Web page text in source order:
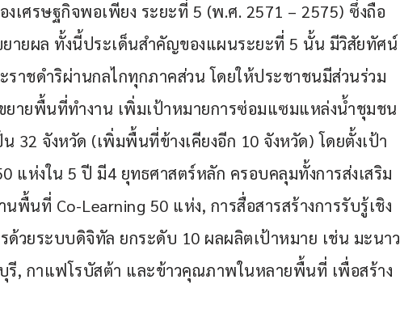
เศรษฐกิจพอเพียง ระยะที่ 5 (พ.ศ. 2571 – 2575) ซึ่งถือ
ยายผล ทั้งนี้ประเด็นสำคัญของแผนระยะที่ 5 นั้น มีวิสัยทัศน์
าชดำริผ่านกลไกทุกภาคส่วน โดยให้ประชาชนมีส่วนร่วม
ยายพื้นที่ทำงาน เพิ่มเป้าหมายการซ่อมแซมแหล่งน้ำชุมชน
32 จังหวัด (เพิ่มพื้นที่ข้างเคียงอีก 10 จังหวัด) โดยตั้งเป้า
แห่งใน 5 ปี มี4 ยุทธศาสตร์หลัก ครอบคลุมทั้งการส่งเสริม
พื้นที่ Co-Learning 50 แห่ง, การสื่อสารสร้างการรับรู้เชิง
ด้วยระบบดิจิทัล ยกระดับ 10 ผลผลิตเป้าหมาย เช่น มะนาว
รี, กาแฟโรบัสต้า และข้าวคุณภาพในหลายพื้นที่ เพื่อสร้าง